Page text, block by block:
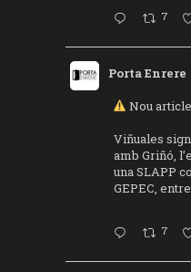
7
Porta Enrere
Nou
Viñuales
amb Griñó,
una SLAPP
GEPEC,
7